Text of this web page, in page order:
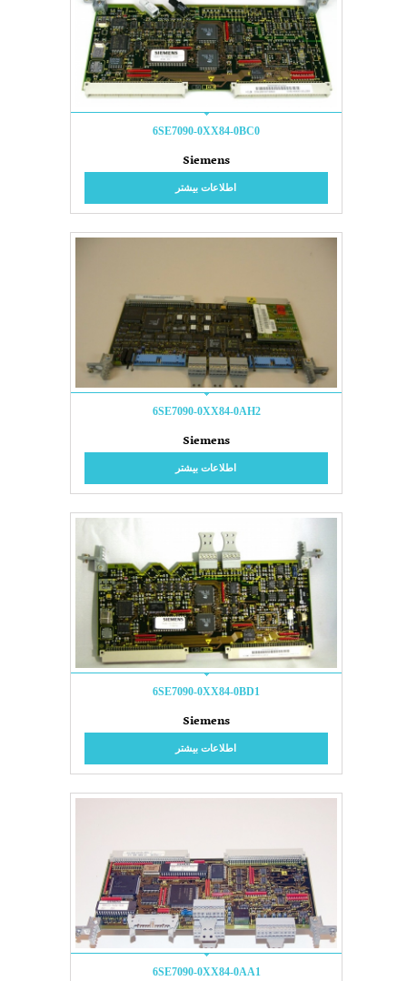
6SE7090-0XX84-0BC0
Siemens
اطلاعات بیشتر
6SE7090-0XX84-0AH2
Siemens
اطلاعات بیشتر
6SE7090-0XX84-0BD1
Siemens
اطلاعات بیشتر
6SE7090-0XX84-0AA1